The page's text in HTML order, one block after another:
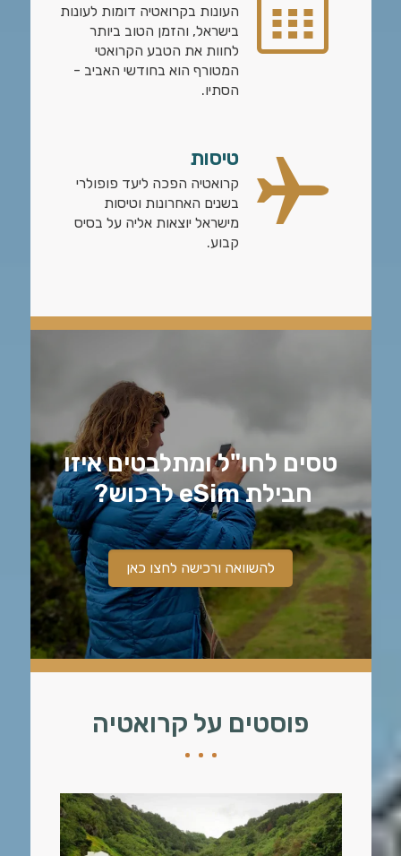
העונות בקרואטיה דומות לעונות
בישראל, והזמן הטוב ביותר
לחוות את הטבע הקרואטי
המטורף הוא בחודשי האביב -
הסתיו.
טיסות
קרואטיה הפכה ליעד פופולרי
בשנים האחרונות וטיסות
מישראל יוצאות אליה על בסיס
קבוע.
טסים לחו"ל ומתלבטים איזו
חבילת eSim לרכוש?
להשוואה ורכישה לחצו כאן
פוסטים על קרואטיה